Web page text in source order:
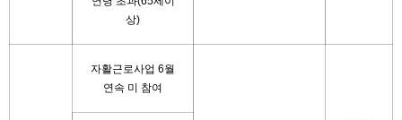
상)
자활근로사업 6월
연속 미 참여